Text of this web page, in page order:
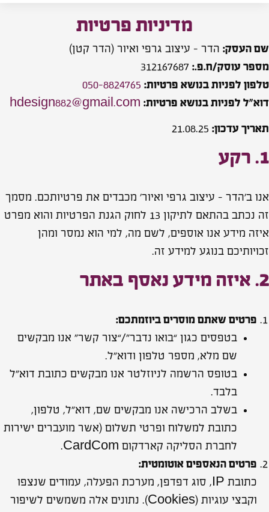
מדיניות פרטיות
שם העסק: הדר – עיצוב גרפי ואיור (הדר קטן)
מספר עוסק/ח.פ.:
טלפון לפניות בנושא פרטיות:
דוא״ל לפניות בנושא פרטיות:
תאריך עדכון:
1. רקע
אנו ב׳הדר – עיצוב גרפי ואיור׳ מכבדים את פרטיותכם. מסמך
זה נכתב בהתאם לתיקון 13 לחוק הגנת הפרטיות והוא מפרט
איזה מידע אנו אוספים, לשם מה, למי הוא נמסר ומהן
זכויותיכם בנוגע למידע זה.
2. איזה מידע נאסף באתר
פרטים שאתם מוסרים ביוזמתכם:
בטפסים כגון “בואו נדבר”/“צור קשר” אנו מבקשים
שם מלא, מספר טלפון ודוא״ל.
בטופס הרשמה לניוזלטר אנו מבקשים כתובת דוא״ל
בלבד.
בשלב הרכישה אנו מבקשים שם, דוא״ל, טלפון,
כתובת למשלוח ופרטי תשלום (אשר מועברים ישירות
לחברת הסליקה קארדקום CardCom.
פרטים הנאספים אוטומטית:
כתובת IP, סוג דפדפן, מערכת הפעלה, עמודים שנצפו
וקבצי עוגיות (Cookies). נתונים אלה משמשים לשיפור